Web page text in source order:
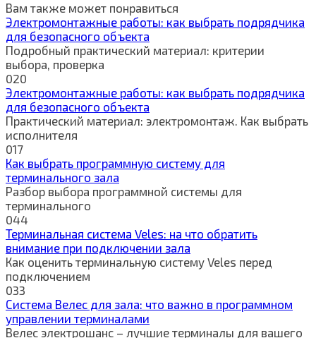
Вам также может понравиться
Электромонтажные работы: как выбрать подрядчика
для безопасного объекта
Подробный практический материал: критерии
выбора, проверка
020
Электромонтажные работы: как выбрать подрядчика
для безопасного объекта
Практический материал: электромонтаж. Как выбрать
исполнителя
017
Как выбрать программную систему для
терминального зала
Разбор выбора программной системы для
терминального
044
Терминальная система Veles: на что обратить
внимание при подключении зала
Как оценить терминальную систему Veles перед
подключением
033
Система Велес для зала: что важно в программном
управлении терминалами
Велес электрошанс – лучшие терминалы для вашего